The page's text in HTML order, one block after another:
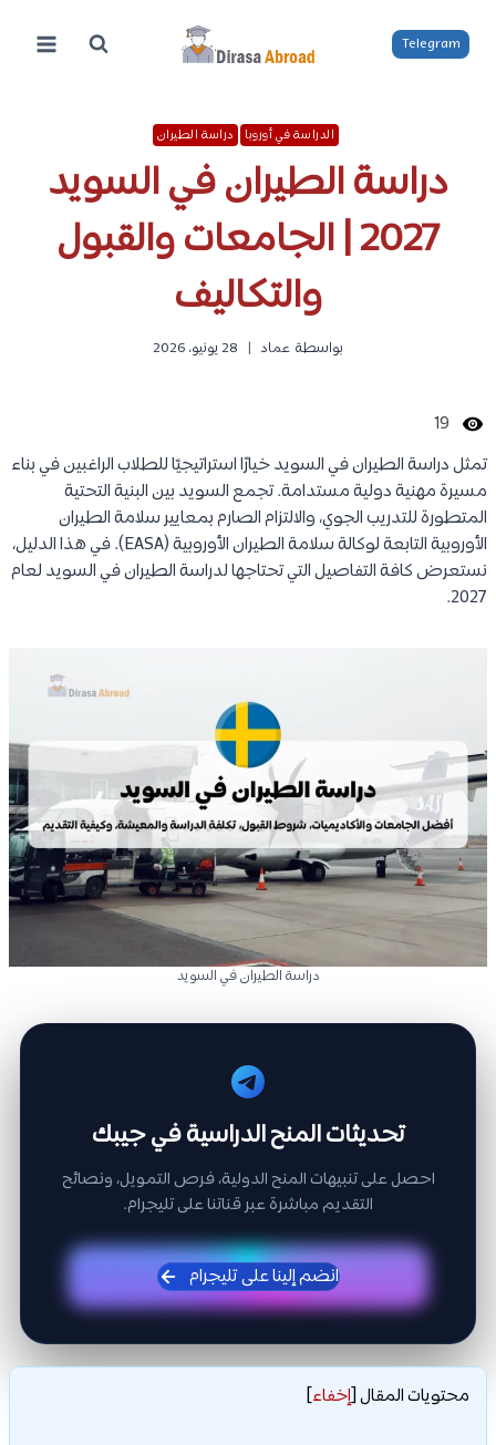
المحتوى
Telegram
الدراسة في أوروبا دراسة الطيران
دراسة الطيران في السويد
2027 | الجامعات والقبول
والتكاليف
بواسطة عماد 28 يونيو، 2026
19
تمثل دراسة الطيران في السويد خيارًا استراتيجيًا للطلاب الراغبين في بناء
مسيرة مهنية دولية مستدامة. تجمع السويد بين البنية التحتية
المتطورة للتدريب الجوي، والالتزام الصارم بمعايير سلامة الطيران
الأوروبية التابعة لوكالة سلامة الطيران الأوروبية (EASA). في هذا الدليل،
نستعرض كافة التفاصيل التي تحتاجها لدراسة الطيران في السويد لعام
2027.
دراسة الطيران في السويد
تحديثات المنح الدراسية في جيبك
احصل على تنبيهات المنح الدولية، فرص التمويل، ونصائح
التقديم مباشرة عبر قناتنا على تليجرام.
انضم إلينا على تليجرام
محتويات المقال[إخفاء]